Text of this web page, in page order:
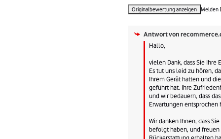
Originalbewertung anzeigen Melden
Antwort von
Hallo,
vielen Dank, dass Sie Ihre
Es tut uns leid zu hören,
Ihrem Gerät hatten und
geführt hat. Ihre
und wir bedauern, dass
Erwartungen entsprochen
Wir danken Ihnen, dass
befolgt haben, und freuen
Rückerstattung erhalten